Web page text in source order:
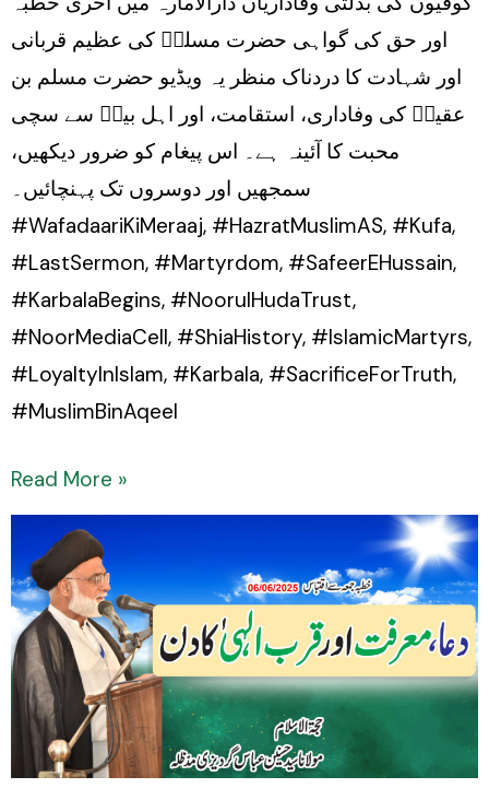
اور حق کی گواہی حضرت مسلمؑ کی عظیم قربانی
اور شہادت کا دردناک منظر یہ ویڈیو حضرت مسلم بن
عقیلؑ کی وفاداری، استقامت، اور اہل بیتؑ سے سچی
محبت کا آئینہ ہے۔ اس پیغام کو ضرور دیکھیں،
سمجھیں اور دوسروں تک پہنچائیں۔
#WafadaariKiMeraaj, #HazratMuslimAS, #Kufa,
#LastSermon, #Martyrdom, #SafeerEHussain,
#KarbalaBegins, #NoorulHudaTrust,
#NoorMediaCell, #ShiaHistory, #IslamicMartyrs,
#LoyaltyInIslam, #Karbala, #SacrificeForTruth,
#MuslimBinAqeel
Read More »
e-
Arafah:
Dua,
Ma’arifat
aur
Qurb-